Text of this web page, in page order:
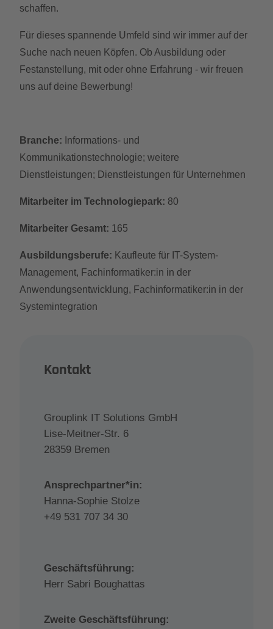
schaffen.
Für dieses spannende Umfeld sind wir immer auf der
Suche nach neuen Köpfen. Ob Ausbildung oder
Festanstellung, mit oder ohne Erfahrung - wir freuen
uns auf deine Bewerbung!
Branche: Informations- und
Kommunikationstechnologie; weitere
Dienstleistungen; Dienstleistungen für Unternehmen
Mitarbeiter im Technologiepark: 80
Mitarbeiter Gesamt: 165
Ausbildungsberufe: Kaufleute für IT-System-
Management, Fachinformatiker:in in der
Anwendungsentwicklung, Fachinformatiker:in in der
Systemintegration
Kontakt
Grouplink IT Solutions GmbH
Lise-Meitner-Str. 6
28359 Bremen
Ansprechpartner*in:
Hanna-Sophie Stolze
+49 531 707 34 30
Geschäftsführung:
Herr Sabri Boughattas
Zweite Geschäftsführung: